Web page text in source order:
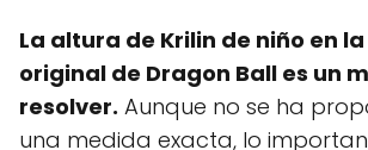
La altura de Krilin de niño en
original de Dragon Ball es un
resolver. Aunque no se ha
una medida exacta, lo